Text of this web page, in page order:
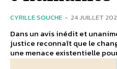
CYRILLE SOUCHE - 24 JUILLET
Dans un avis inédit et
justice reconnaît que le
une menace existentielle